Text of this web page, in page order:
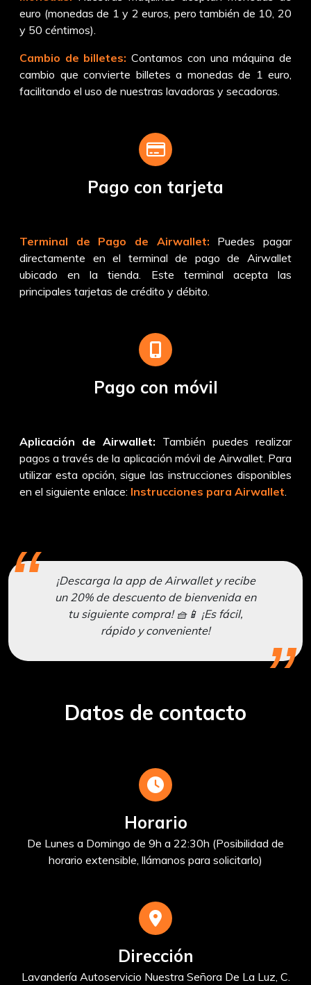
euro (monedas de 1 y 2 euros, pero también de 10, 20
y 50 céntimos).
Cambio de billetes: Contamos con una máquina de
cambio que convierte billetes a monedas de 1 euro,
facilitando el uso de nuestras lavadoras y secadoras.
Pago con tarjeta
Terminal de Pago de Airwallet: Puedes pagar
directamente en el terminal de pago de Airwallet
ubicado en la tienda. Este terminal acepta las
principales tarjetas de crédito y débito.
Pago con móvil
Aplicación de Airwallet: También puedes realizar
pagos a través de la aplicación móvil de Airwallet. Para
utilizar esta opción, sigue las instrucciones disponibles
en el siguiente enlace: Instrucciones para Airwallet
¡Descarga la app de Airwallet y recibe
un 20% de descuento de bienvenida en
tu siguiente compra! 🧺📱 ¡Es fácil,
rápido y conveniente!
Datos de contacto
Horario
De Lunes a Domingo de 9h a 22:30h (Posibilidad de
horario extensible, llámanos para solicitarlo)
Dirección
Lavandería Autoservicio Nuestra Señora De La Luz, C.